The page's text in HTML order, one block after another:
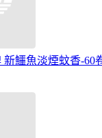
新鱷魚淡煙蚊香-60